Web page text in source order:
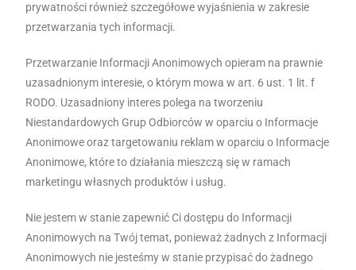
prywatności również szczegółowe wyjaśnienia w zakresie
przetwarzania tych informacji.
Przetwarzanie Informacji Anonimowych opieram na prawnie
uzasadnionym interesie, o którym mowa w art. 6 ust. 1 lit. f
RODO. Uzasadniony interes polega na tworzeniu
Niestandardowych Grup Odbiorców w oparciu o Informacje
Anonimowe oraz targetowaniu reklam w oparciu o Informacje
Anonimowe, które to działania mieszczą się w ramach
marketingu własnych produktów i usług.
Nie jestem w stanie zapewnić Ci dostępu do Informacji
Anonimowych na Twój temat, ponieważ żadnych z Informacji
Anonimowych nie jesteśmy w stanie przypisać do żadnego